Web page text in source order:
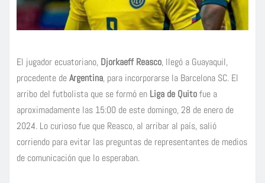
El jugador ecuatoriano, Djorkaeff Reasco, llegó a Guayaquil,
procedente deArgentina, para incorporarse la Barcelona SC. El
arribo del futbolista que se formó en Liga de Quitofue a
aproximadamente las 15:00 de este domingo, 28 de enero de
2024. Lo curioso fue que Reasco, al arribar al país, salió
corriendo para evitar las preguntas de representantes de medios
de comunicación que lo esperaban.